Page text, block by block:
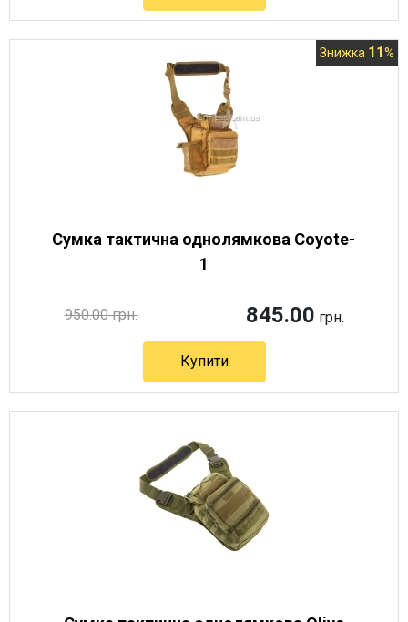
Знижка 11%
Сумка тактична однолямкова Coyote-
1
950.00 грн. 845.00 грн.
Купити